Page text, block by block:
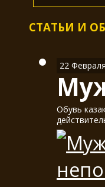
СТАТЬИ И
22
Обувь